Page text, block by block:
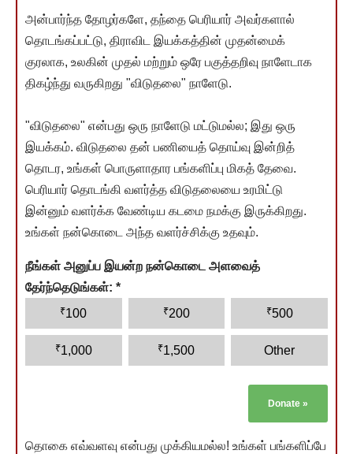
அன்பார்ந்த தோழர்களே, தந்தை பெரியார் அவர்களால்
தொடங்கப்பட்டு, திராவிட இயக்கத்தின் முதன்மைக்
குரலாக, உலகின் முதல் மற்றும் ஒரே பகுத்தறிவு நாளேடாக
திகழ்ந்து வருகிறது "விடுதலை" நாளேடு.
"விடுதலை" என்பது ஒரு நாளேடு மட்டுமல்ல; இது ஒரு
இயக்கம். விடுதலை தன் பணியைத் தொய்வு இன்றித்
தொடர, உங்கள் பொருளாதார பங்களிப்பு மிகத் தேவை.
பெரியார் தொடங்கி வளர்த்த விடுதலையை உரமிட்டு
இன்னும் வளர்க்க வேண்டிய கடமை நமக்கு இருக்கிறது.
உங்கள் நன்கொடை அந்த வளர்ச்சிக்கு உதவும்.
நீங்கள் அனுப்ப இயன்ற நன்கொடை அளவைத்
தேர்ந்தெடுங்கள்: *
₹100 ₹200 ₹500
₹1,000 ₹1,500 Other
Donate »
தொகை எவ்வளவு என்பது முக்கியமல்ல! உங்கள் பங்களிப்பே